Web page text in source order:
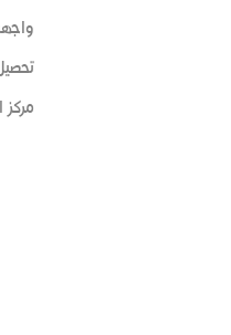
مركز